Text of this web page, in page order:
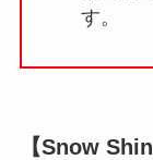
す。
【Snow